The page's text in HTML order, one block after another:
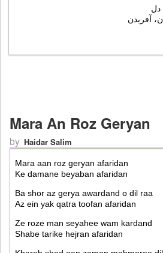
Mara An Roz Geryan
by Haidar Salim